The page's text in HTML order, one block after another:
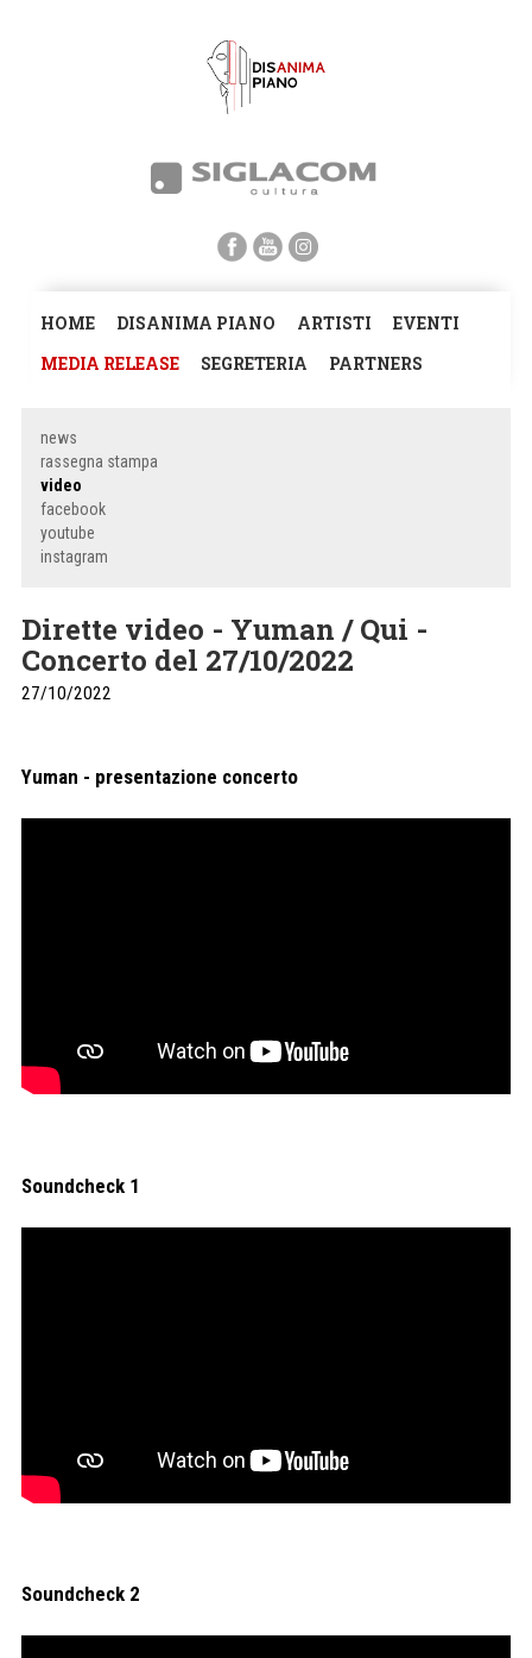
HOME DISANIMA PIANO ARTISTI
EVENTI
MEDIA RELEASE
SEGRETERIA PARTNERS
news
rassegna stampa
video
facebook
youtube
instagram
Dirette video - Yuman / Qui -
Concerto del 27/10/2022
27/10/2022
Yuman - presentazione concerto
Soundcheck 1
Soundcheck 2